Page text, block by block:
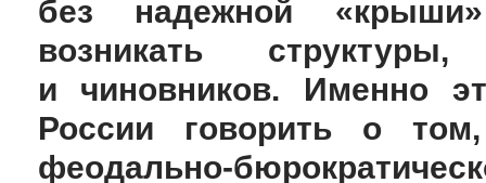
без надежной
возникать
и чиновников. Именно
России говорить о
феодально-